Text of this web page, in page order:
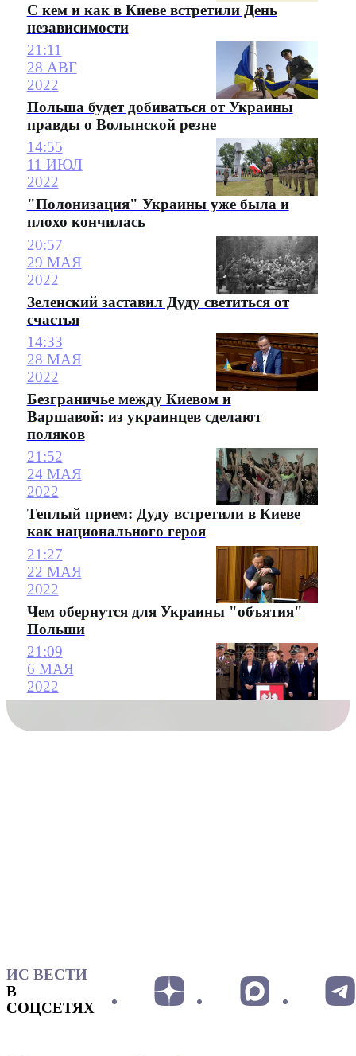
С кем и как в Киеве встретили День
независимости
21:11
28 АВГ
2022
Польша будет добиваться от Украины
правды о Волынской резне
14:55
11 ИЮЛ
2022
"Полонизация" Украины уже была и
плохо кончилась
20:57
29 МАЯ
2022
Зеленский заставил Дуду светиться от
счастья
14:33
28 МАЯ
2022
Безграничье между Киевом и
Варшавой: из украинцев сделают
поляков
21:52
24 МАЯ
2022
Теплый прием: Дуду встретили в Киеве
как национального героя
21:27
22 МАЯ
2022
Чем обернутся для Украины "объятия"
Польши
21:09
6 МАЯ
2022
ИС ВЕСТИ
В
СОЦСЕТЯХ